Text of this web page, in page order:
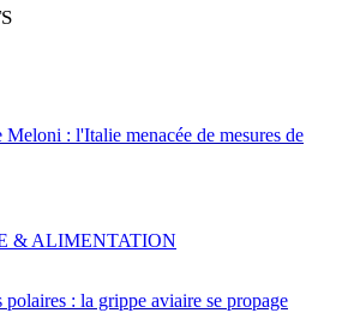
Meloni : l'Italie menacée de mesures de
: la grippe aviaire se propage
& ALIMENTATION